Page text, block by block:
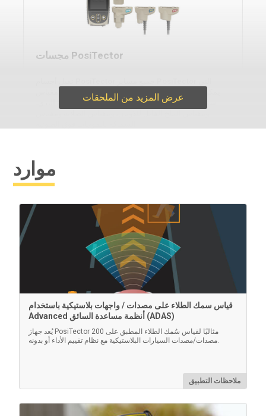
مجسات PosiTector
يمكن تحويلها بسهولة من مقياس سماكة الطلاء إلى مقياس
سمك السطح، ومقياس نقطة الندى، ومقياس درجة الندى،
أداة الصقل الموروثة
أداة فرك بلاستيكية مستديرة الطرف لضغط طبقة النسخ
المتماثلة على السطح المنفوخ (عبوة من 10)
التعرف على المزيد
عرض المزيد من الملحقات
موارد
قياس سمك الطلاء على مصدات / واجهات بلاستيكية باستخدام
Advanced أنظمة مساعدة السائق (ADAS)
يُعد جهاز PosiTector 200 مثاليًا لقياس سُمك الطلاء المطبق على
مصدات/مصدات السيارات البلاستيكية مع نظام تقييم الأداء أو بدونه.
ملاحظات التطبيق